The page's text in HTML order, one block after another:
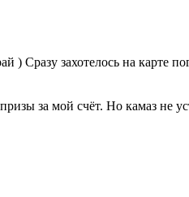
) Сразу захотелось на карте
за мой счёт. Но камаз не